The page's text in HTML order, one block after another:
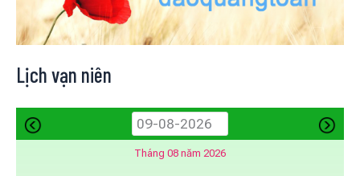
Lịch vạn niên
Tháng 08 năm 2026